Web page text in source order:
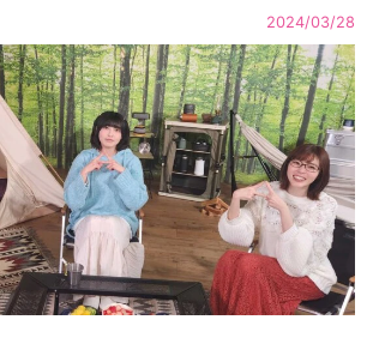
2024/03/28